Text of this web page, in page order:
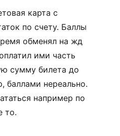
карта с
по счету. Баллы
обменял на жд
ими часть
сумму билета до
баллами нереально.
например по
то.